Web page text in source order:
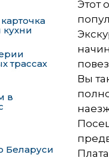
кухни
трассах
в
Беларуси
Этот
Вы